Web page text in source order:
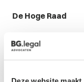
De Hoge Raad
waardoor de zaak
Hoge Raad